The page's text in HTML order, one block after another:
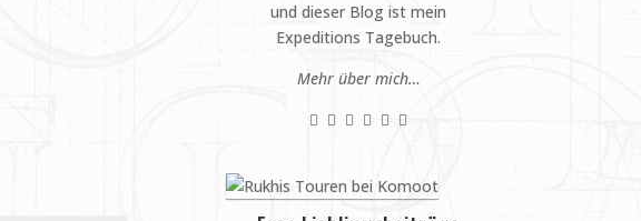
und dieser Blog ist mein
Expeditions Tagebuch.
Mehr über mich…